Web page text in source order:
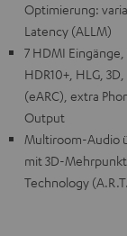
Optimierung:
Latency (ALLM)
7 HDMI
HDR10+, HLG,
(eARC), extra
Output
Multiroom-Audio
mit 3D-
Technology